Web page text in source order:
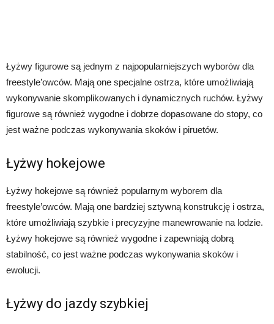
Łyżwy figurowe są jednym z najpopularniejszych wyborów dla
freestyle’owców. Mają one specjalne ostrza, które umożliwiają
wykonywanie skomplikowanych i dynamicznych ruchów. Łyżwy
figurowe są również wygodne i dobrze dopasowane do stopy, co
jest ważne podczas wykonywania skoków i piruetów.
Łyżwy hokejowe
Łyżwy hokejowe są również popularnym wyborem dla
freestyle’owców. Mają one bardziej sztywną konstrukcję i ostrza,
które umożliwiają szybkie i precyzyjne manewrowanie na lodzie.
Łyżwy hokejowe są również wygodne i zapewniają dobrą
stabilność, co jest ważne podczas wykonywania skoków i
ewolucji.
Łyżwy do jazdy szybkiej